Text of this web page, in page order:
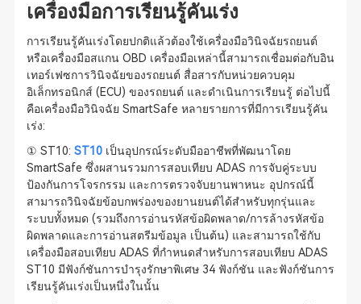
เครื่องมือการเรียนรู้คันเร่ง
การเรียนรู้คันเร่งโดยปกติแล้วต้องใช้เครื่องมือวินิจฉัยรถยนต์
หรือเครื่องมือสแกน OBD เครื่องมือเหล่านี้สามารถเชื่อมต่อกับอิน
เทอร์เฟซการวินิจฉัยของรถยนต์ สื่อสารกับหน่วยควบคุม
อิเล็กทรอนิกส์ (ECU) ของรถยนต์ และดำเนินการเรียนรู้ ต่อไปนี้
คือเครื่องมือวินิจฉัย SmartSafe หลายรายการที่มีการเรียนรู้คัน
เร่ง:
① ST10: ST10เป็นอุปกรณ์ระดับมืออาชีพที่พัฒนาโดย
SmartSafe ซึ่งผสานรวมการสอบเทียบ ADAS การจับคู่ระบบ
ป้องกันการโจรกรรม และการตรวจจับยานพาหนะ อุปกรณ์นี้
สามารถวินิจฉัยข้อบกพร่องของยานยนต์ได้สำหรับทุกรุ่นและ
ระบบทั้งหมด (รวมถึงการอ่านรหัสข้อผิดพลาด/การล้างรหัสข้อ
ผิดพลาดและการอ่านสตรีมข้อมูล เป็นต้น) และสามารถใช้กับ
เครื่องมือสอบเทียบ ADAS ที่กำหนดสำหรับการสอบเทียบ ADAS
ST10 มีฟังก์ชันการบำรุงรักษาพิเศษ 34 ฟังก์ชัน และฟังก์ชันการ
เรียนรู้คันเร่งเป็นหนึ่งในนั้น